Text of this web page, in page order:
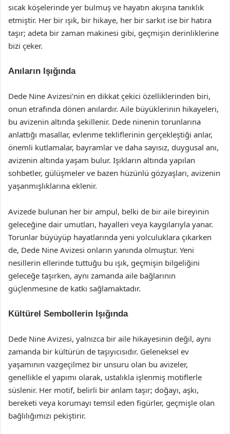
sıcak köşelerinde yer bulmuş ve hayatın akışına tanıklık
etmiştir. Her bir ışık, bir hikaye, her bir sarkıt ise bir hatıra
taşır; adeta bir zaman makinesi gibi, geçmişin derinliklerine
bizi çeker.
Anıların Işığında
Dede Nine Avizesi’nin en dikkat çekici özelliklerinden biri,
onun etrafında dönen anılardır. Aile büyüklerinin hikayeleri,
bu avizenin altında şekillenir. Dede ninenin torunlarına
anlattığı masallar, evlenme tekliflerinin gerçekleştiği anlar,
önemli kutlamalar, bayramlar ve daha sayısız, duygusal anı,
avizenin altında yaşam bulur. Işıkların altında yapılan
sohbetler, gülüşmeler ve bazen hüzünlü gözyaşları, avizenin
yaşanmışlıklarına eklenir.
Avizede bulunan her bir ampul, belki de bir aile bireyinin
geleceğine dair umutları, hayalleri veya kaygılarıyla yanar.
Torunlar büyüyüp hayatlarında yeni yolculuklara çıkarken
de, Dede Nine Avizesi onların yanında olmuştur. Yeni
nesillerin ellerinde tuttuğu bu ışık, geçmişin bilgeliğini
geleceğe taşırken, aynı zamanda aile bağlarının
güçlenmesine de katkı sağlamaktadır.
Kültürel Sembollerin Işığında
Dede Nine Avizesi, yalnızca bir aile hikayesinin değil, aynı
zamanda bir kültürün de taşıyıcısıdır. Geleneksel ev
yaşamının vazgeçilmez bir unsuru olan bu avizeler,
genellikle el yapımı olarak, ustalıkla işlenmiş motiflerle
süslenir. Her motif, belirli bir anlam taşır; doğayı, aşkı,
bereketi veya korumayı temsil eden figürler, geçmişle olan
bağlılığımızı pekiştirir.